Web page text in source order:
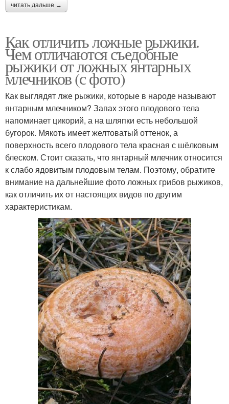
читать дальше →
Как отличить ложные рыжики.
Чем отличаются съедобные
рыжики от ложных янтарных
млечников (с фото)
Как выглядят лже рыжики, которые в народе называют
янтарным млечником? Запах этого плодового тела
напоминает цикорий, а на шляпки есть небольшой
бугорок. Мякоть имеет желтоватый оттенок, а
поверхность всего плодового тела красная с шёлковым
блеском. Стоит сказать, что янтарный млечник относится
к слабо ядовитым плодовым телам. Поэтому, обратите
внимание на дальнейшие фото ложных грибов рыжиков,
как отличить их от настоящих видов по другим
характеристикам.